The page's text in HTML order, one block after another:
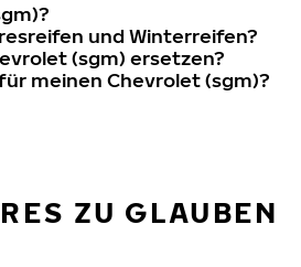
und Winterreifen?
(sgm) ersetzen?
meinen Chevrolet (sgm)?
ZU GLAUBEN